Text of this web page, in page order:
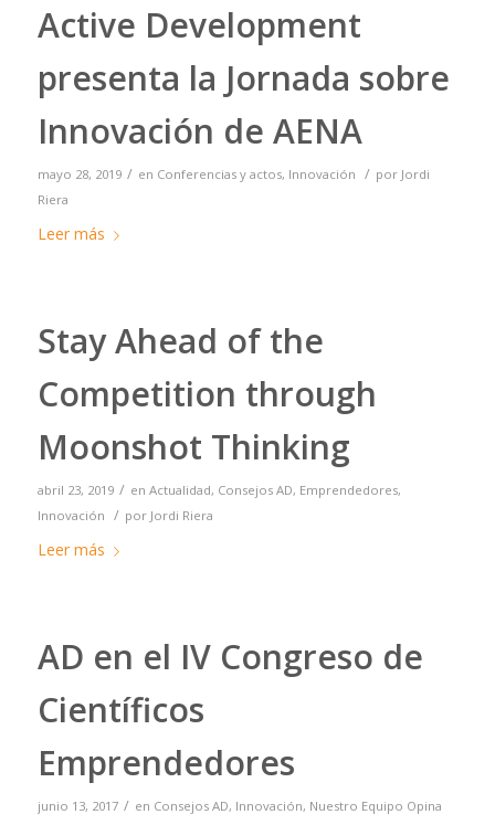
Active Development
presenta la Jornada sobre
Innovación de AENA
mayo 28, 2019 / en Conferencias y actos, Innovación / por Jordi
Riera
Leer más
Stay Ahead of the
Competition through
Moonshot Thinking
abril 23, 2019 / en Actualidad, Consejos AD, Emprendedores,
Innovación / por Jordi Riera
Leer más
AD en el IV Congreso de
Científicos
Emprendedores
junio 13, 2017 / en Consejos AD, Innovación, Nuestro Equipo Opina